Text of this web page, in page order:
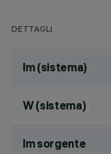
DETTAGLI
lm (sistema)
W (sistema)
lm sorgente